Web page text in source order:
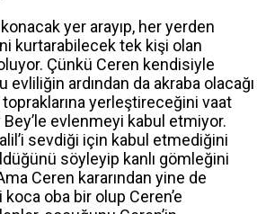
yer arayıp, her yerden
kurtarabilecek tek kişi olan
Çünkü Ceren kendisiyle
ardından da akraba olacağı
topraklarına yerleştireceğini vaat
evlenmeyi kabul etmiyor.
sevdiği için kabul etmediğini
söyleyip kanlı gömleğini
Ceren kararından yine de
oba bir olup Ceren’e